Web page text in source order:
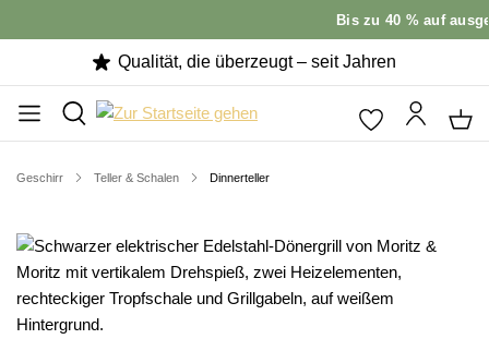
Bis zu 40 % auf
Qualität, die überzeugt – seit Jahren
Geschirr Teller & Schalen Dinnerteller
Bildergalerie überspringen